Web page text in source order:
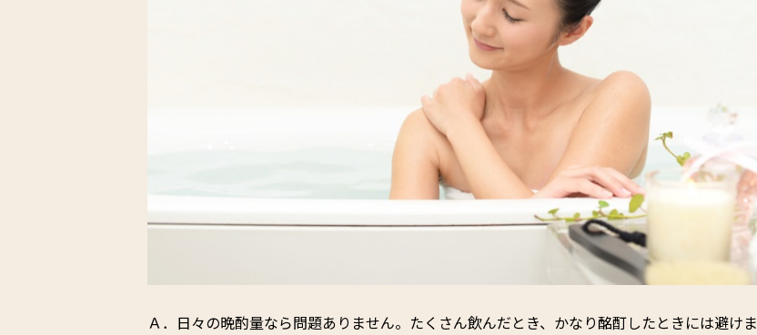
Ａ．日々の晩酌量なら問題ありません。たくさん飲んだとき、かなり酩酊したときには避けま